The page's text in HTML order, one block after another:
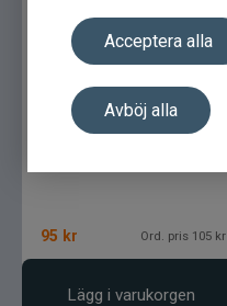
Acceptera alla
Avböj alla
Veevus Mini flatbraid -
95 kr Ord. pris 105 kr
Lägg i varukorgen